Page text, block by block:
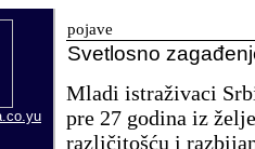
pojave
Svetlosno zagađ
Mladi istraživaci
pre 27 godina iz ž
različitošću i